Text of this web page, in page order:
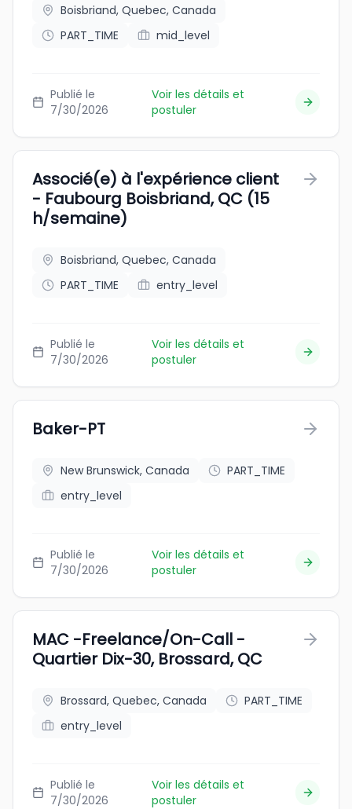
Boisbriand, Quebec, Canada
PART_TIME
mid_level
Publié le
7/30/2026
Voir les détails et
postuler
Associé(e) à l'expérience client
- Faubourg Boisbriand, QC (15
h/semaine)
Boisbriand, Quebec, Canada
PART_TIME
entry_level
Publié le
7/30/2026
Voir les détails et
postuler
Baker-PT
New Brunswick, Canada
PART_TIME
entry_level
Publié le
7/30/2026
Voir les détails et
postuler
MAC -Freelance/On-Call -
Quartier Dix-30, Brossard, QC
Brossard, Quebec, Canada
PART_TIME
entry_level
Publié le
7/30/2026
Voir les détails et
postuler